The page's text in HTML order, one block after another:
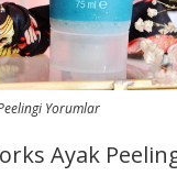
Yorumlar
Ayak